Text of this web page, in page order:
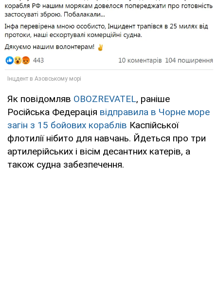
Як повідомляв OBOZREVATEL, раніше
Російська Федерація відправила в Чорне море
загін з 15 бойових кораблів Каспійської
флотилії нібито для навчань. Йдеться про три
артилерійських і вісім десантних катерів, а
також судна забезпечення.